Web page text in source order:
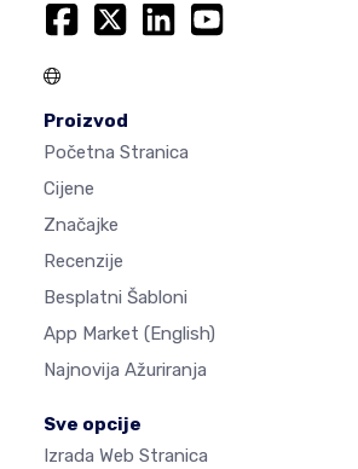
Proizvod
Početna Stranica
Cijene
Značajke
Recenzije
Besplatni Šabloni
App Market (English)
Najnovija Ažuriranja
Sve opcije
Izrada Web Stranica